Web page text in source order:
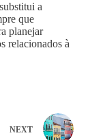
a
que
planejar
relacionados à
NEXT